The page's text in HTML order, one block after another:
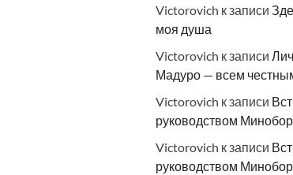
Victorovich к записи
моя душа
Victorovich к записи
Мадуро — всем
Victorovich к записи
руководством
Victorovich к записи
руководством